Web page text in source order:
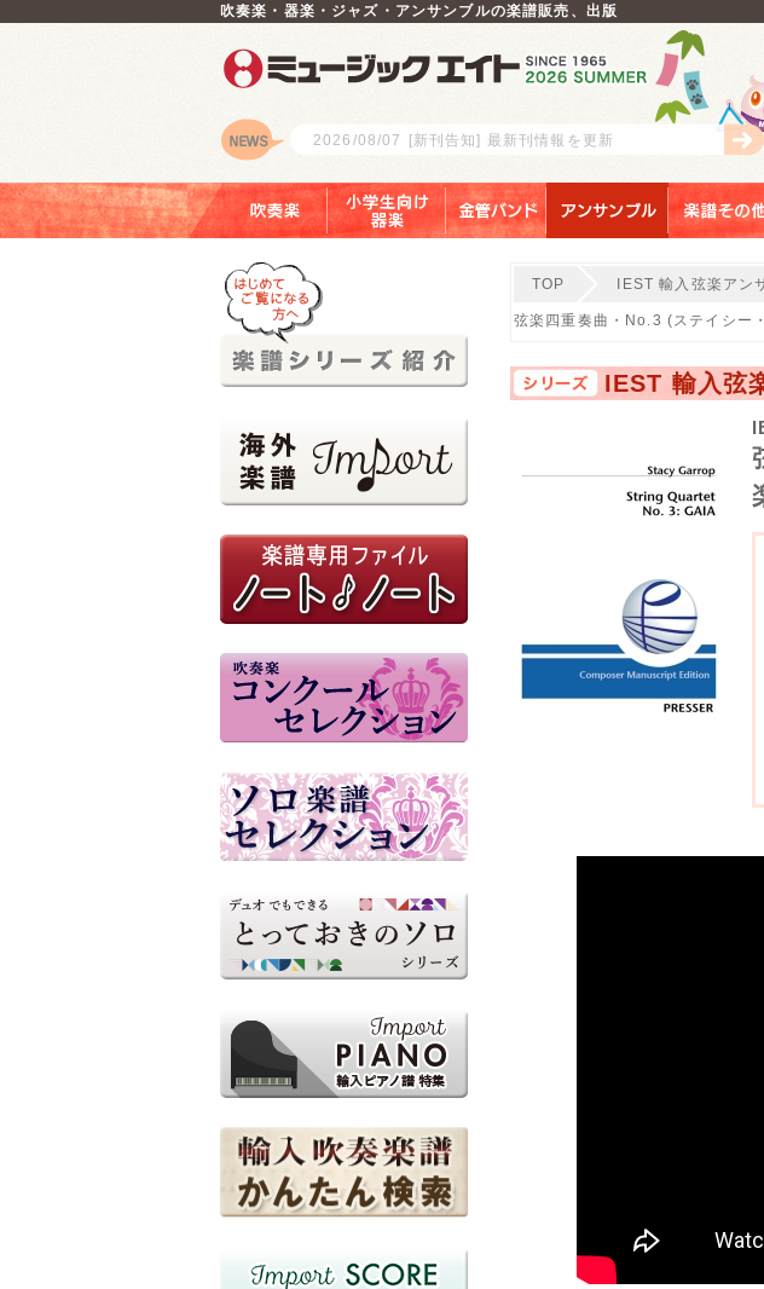
吹奏楽・器楽・ジャズ・アンサンブルの楽譜販売、出版
ロゴ
2026/08/07 [新刊告知] 最新刊情報を更新
TOP IEST 輸入弦楽アン
弦楽四重奏曲・No.3 (ステイシー
IEST 輸入弦